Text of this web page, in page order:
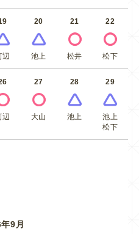
辺
20
池上
21
松井
22
松下
辺
27
大山
28
池上
29
池上
松下
9月